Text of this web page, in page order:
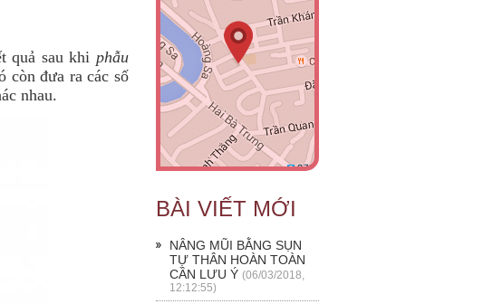
quả sau khi phẫu
còn đưa ra các số
nhau.
BÀI VIẾT MỚI
NÂNG MŨI BẰNG SỤN
TỰ THÂN HOÀN TOÀN
CẦN LƯU Ý (06/03/2018,
12:12:55)